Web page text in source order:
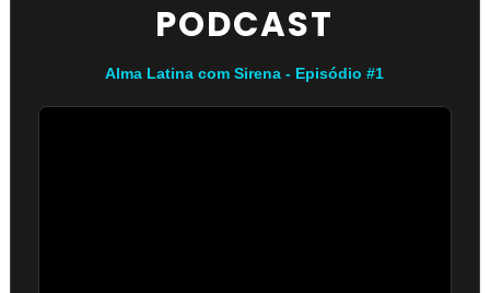
PODCAST
Alma Latina com Sirena - Episódio #1